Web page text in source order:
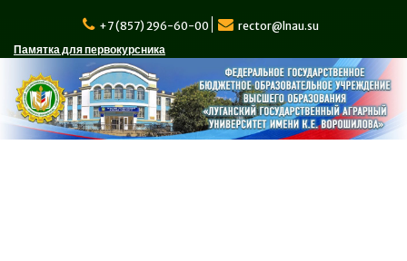
содержимому
+7 (857) 296-60-00
rector@lnau.su
Памятка для первокурсника